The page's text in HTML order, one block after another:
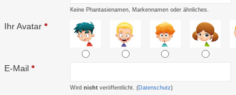
Keine Phantasienamen, Markennamen oder ähnliches.
Ihr Avatar *
E-Mail *
Wird nicht veröffentlicht. (Datenschutz)